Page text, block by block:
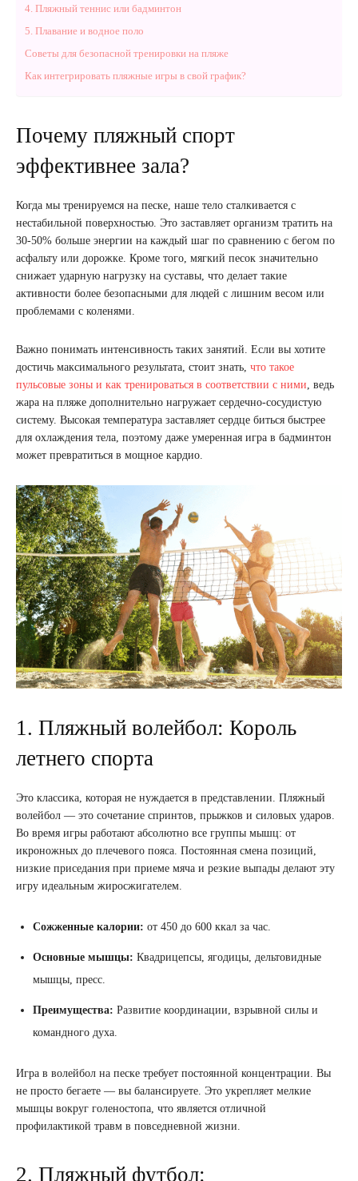
4. Пляжный теннис или бадминтон
5. Плавание и водное поло
Советы для безопасной тренировки на пляже
Как интегрировать пляжные игры в свой график?
Почему пляжный спорт
эффективнее зала?
Когда мы тренируемся на песке, наше тело сталкивается с
нестабильной поверхностью. Это заставляет организм тратить на
30-50% больше энергии на каждый шаг по сравнению с бегом по
асфальту или дорожке. Кроме того, мягкий песок значительно
снижает ударную нагрузку на суставы, что делает такие
активности более безопасными для людей с лишним весом или
проблемами с коленями.
Важно понимать интенсивность таких занятий. Если вы хотите
достичь максимального результата, стоит знать, что такое
пульсовые зоны и как тренироваться в соответствии с ними , ведь
жара на пляже дополнительно нагружает сердечно-сосудистую
систему. Высокая температура заставляет сердце биться быстрее
для охлаждения тела, поэтому даже умеренная игра в бадминтон
может превратиться в мощное кардио.
1. Пляжный волейбол: Король
летнего спорта
Это классика, которая не нуждается в представлении. Пляжный
волейбол — это сочетание спринтов, прыжков и силовых ударов.
Во время игры работают абсолютно все группы мышц: от
икроножных до плечевого пояса. Постоянная смена позиций,
низкие приседания при приеме мяча и резкие выпады делают эту
игру идеальным жиросжигателем.
Сожженные калории: от 450 до 600 ккал за час.
Основные мышцы: Квадрицепсы, ягодицы, дельтовидные
мышцы, пресс.
Преимущества: Развитие координации, взрывной силы и
командного духа.
Игра в волейбол на песке требует постоянной концентрации. Вы
не просто бегаете — вы балансируете. Это укрепляет мелкие
мышцы вокруг голеностопа, что является отличной
профилактикой травм в повседневной жизни.
2. Пляжный футбол: